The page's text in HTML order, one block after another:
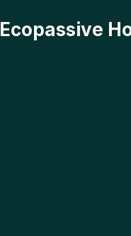
Ecopassive